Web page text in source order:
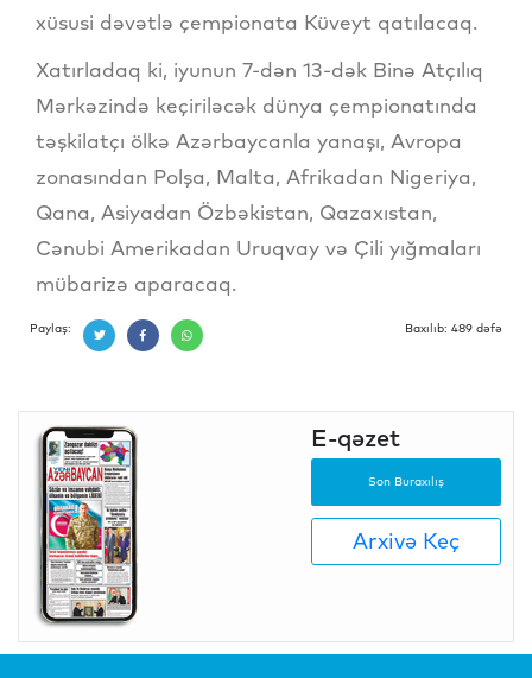
xüsusi dəvətlə çempionata Küveyt qatılacaq.
Xatırladaq ki, iyunun 7-dən 13-dək Binə Atçılıq
Mərkəzində keçiriləcək dünya çempionatında
təşkilatçı ölkə Azərbaycanla yanaşı, Avropa
zonasından Polşa, Malta, Afrikadan Nigeriya,
Qana, Asiyadan Özbəkistan, Qazaxıstan,
Cənubi Amerikadan Uruqvay və Çili yığmaları
mübarizə aparacaq.
Paylaş: Baxılıb: 489 dəfə
E-qəzet
Son Buraxılış
Arxivə Keç